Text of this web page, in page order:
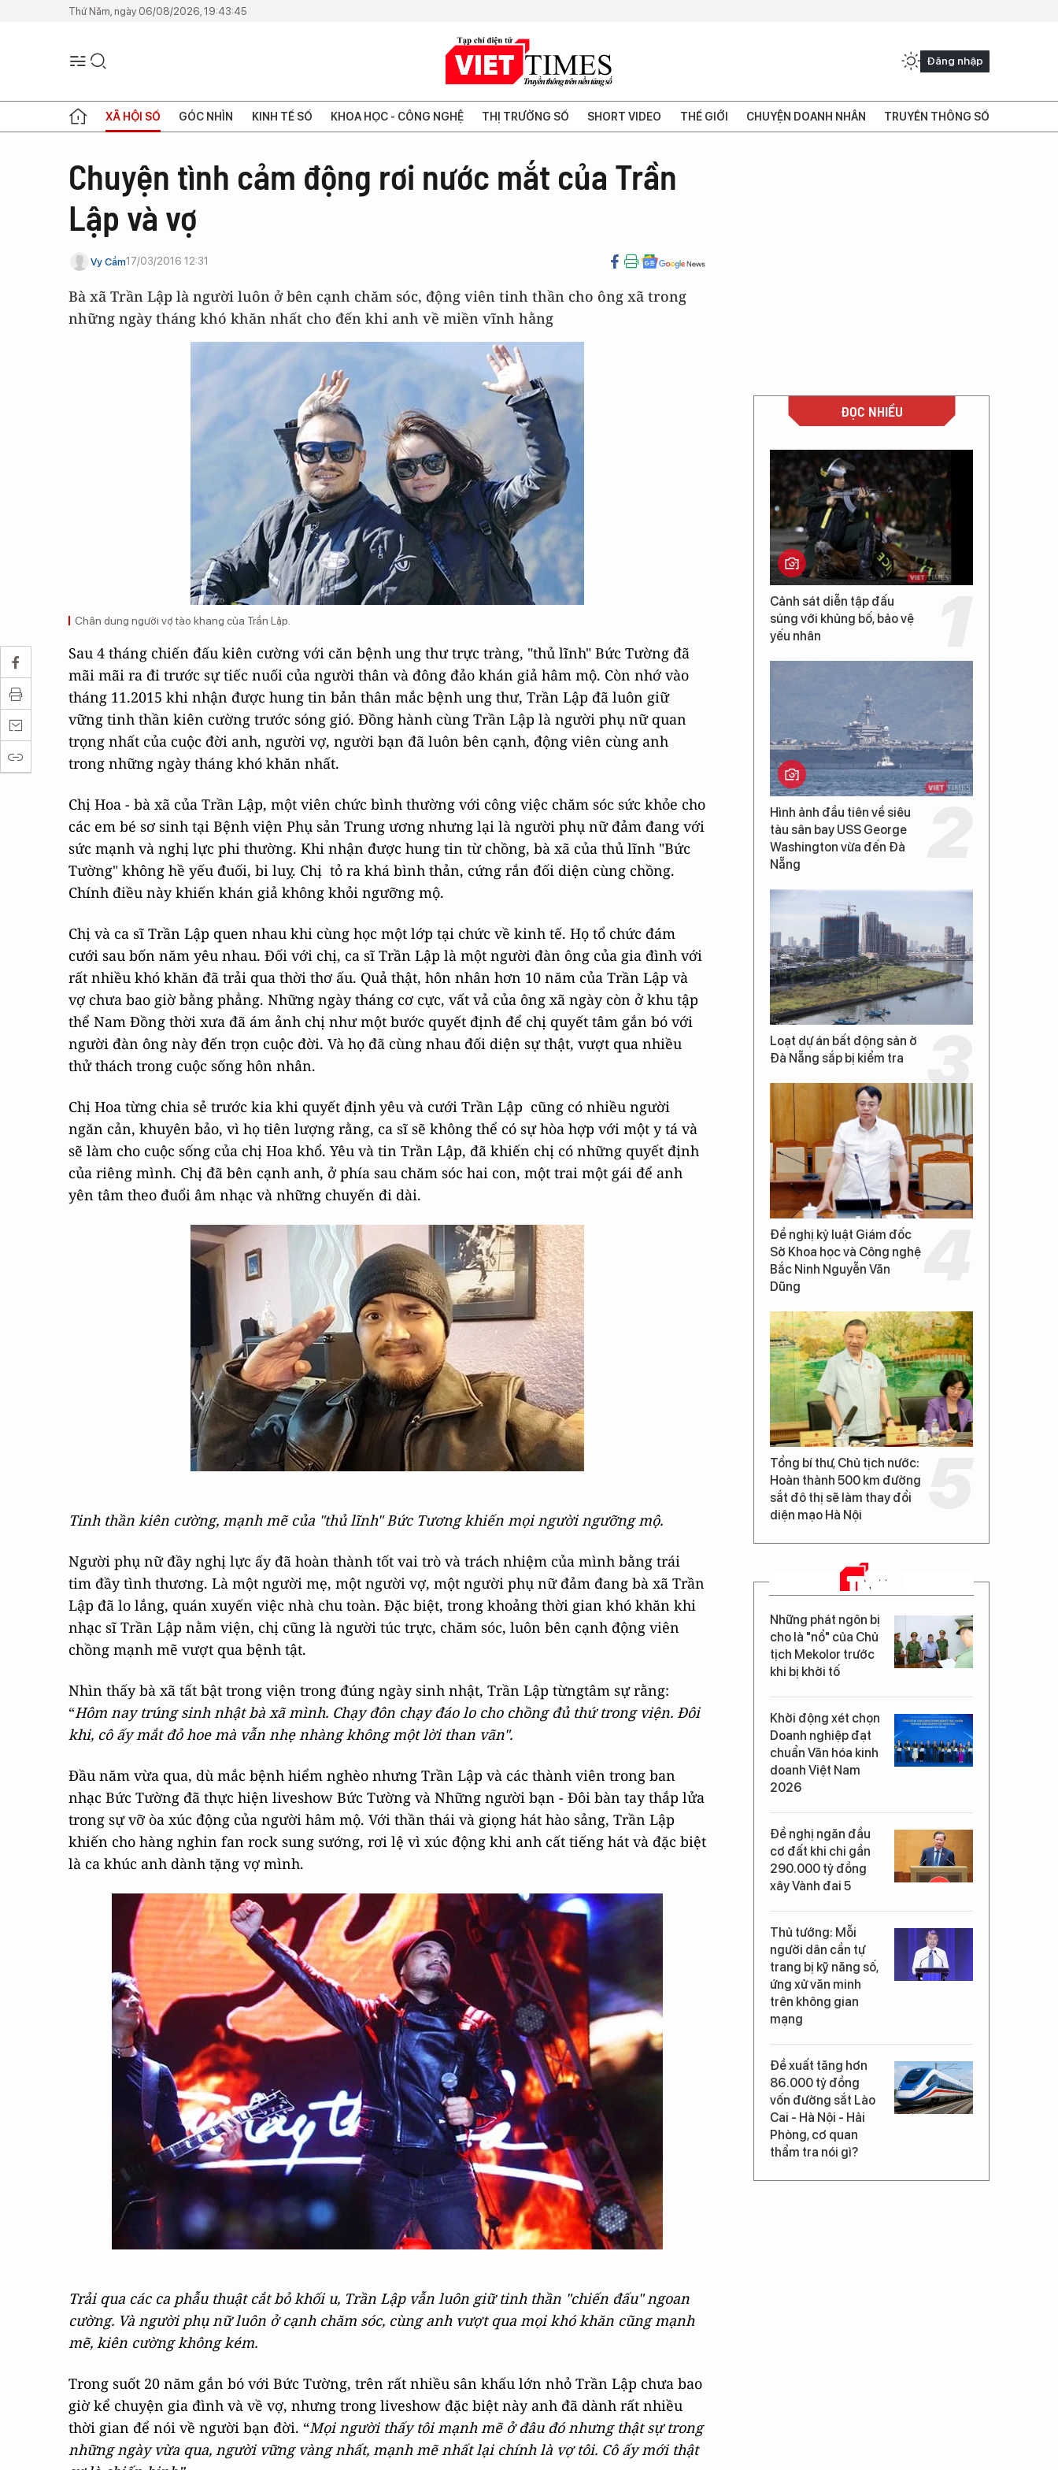
Thứ Năm, ngày 06/08/2026, 19:43:45
Đăng nhập
XÃ HỘI SỐ GÓC NHÌN KINH TẾ SỐ KHOA HỌC - CÔNG NGHỆ THỊ TRƯỜNG SỐ SHORT VIDEO THẾ GIỚI CHUYỆN DOANH NHÂN TRUYỀN THÔNG SỐ
Chuyện tình cảm động rơi nước mắt của Trần
Lập và vợ
Vy Cầm17/03/2016 12:31
Bà xã Trần Lập là người luôn ở bên cạnh chăm sóc, động viên tinh thần cho ông xã trong
những ngày tháng khó khăn nhất cho đến khi anh về miền vĩnh hằng
Chân dung người vợ tào khang của Trần Lập.
Sau 4 tháng chiến đấu kiên cường với căn bệnh ung thư trực tràng, "thủ lĩnh" Bức Tường đã
mãi mãi ra đi trước sự tiếc nuối của người thân và đông đảo khán giả hâm mộ. Còn nhớ vào
tháng 11.2015 khi nhận được hung tin bản thân mắc bệnh ung thư, Trần Lập đã luôn giữ
vững tinh thần kiên cường trước sóng gió. Đồng hành cùng Trần Lập là người phụ nữ quan
trọng nhất của cuộc đời anh, người vợ, người bạn đã luôn bên cạnh, động viên cùng anh
trong những ngày tháng khó khăn nhất.
Chị Hoa - bà xã của Trần Lập, một viên chức bình thường với công việc chăm sóc sức khỏe cho
các em bé sơ sinh tại Bệnh viện Phụ sản Trung ương nhưng lại là người phụ nữ đảm đang với
sức mạnh và nghị lực phi thường. Khi nhận được hung tin từ chồng, bà xã của thủ lĩnh "Bức
Tường" không hề yếu đuối, bi luỵ. Chị tỏ ra khá bình thản, cứng rắn đối diện cùng chồng.
Chính điều này khiến khán giả không khỏi ngưỡng mộ.
Chị và ca sĩ Trần Lập quen nhau khi cùng học một lớp tại chức về kinh tế. Họ tổ chức đám
cưới sau bốn năm yêu nhau. Đối với chị, ca sĩ Trần Lập là một người đàn ông của gia đình với
rất nhiều khó khăn đã trải qua thời thơ ấu. Quả thật, hôn nhân hơn 10 năm của Trần Lập và
vợ chưa bao giờ bằng phẳng. Những ngày tháng cơ cực, vất vả của ông xã ngày còn ở khu tập
thể Nam Đồng thời xưa đã ám ảnh chị như một bước quyết định để chị quyết tâm gắn bó với
người đàn ông này đến trọn cuộc đời. Và họ đã cùng nhau đối diện sự thật, vượt qua nhiều
thử thách trong cuộc sống hôn nhân.
Chị Hoa từng chia sẻ trước kia khi quyết định yêu và cưới Trần Lập cũng có nhiều người
ngăn cản, khuyên bảo, vì họ tiên lượng rằng, ca sĩ sẽ không thể có sự hòa hợp với một y tá và
sẽ làm cho cuộc sống của chị Hoa khổ. Yêu và tin Trần Lập, đã khiến chị có những quyết định
của riêng mình. Chị đã bên cạnh anh, ở phía sau chăm sóc hai con, một trai một gái để anh
yên tâm theo đuổi âm nhạc và những chuyến đi dài.
Tinh thần kiên cường, mạnh mẽ của "thủ lĩnh" Bức Tương khiến mọi người ngưỡng mộ.
Người phụ nữ đầy nghị lực ấy đã hoàn thành tốt vai trò và trách nhiệm của mình bằng trái
tim đầy tình thương. Là một người mẹ, một người vợ, một người phụ nữ đảm đang bà xã Trần
Lập đã lo lắng, quán xuyến việc nhà chu toàn. Đặc biệt, trong khoảng thời gian khó khăn khi
nhạc sĩ Trần Lập nằm viện, chị cũng là người túc trực, chăm sóc, luôn bên cạnh động viên
chồng mạnh mẽ vượt qua bệnh tật.
Nhìn thấy bà xã tất bật trong viện trong đúng ngày sinh nhật, Trần Lập từngtâm sự rằng:
“Hôm nay trúng sinh nhật bà xã mình. Chạy đôn chạy đáo lo cho chồng đủ thứ trong viện. Đôi
khi, cô ấy mắt đỏ hoe mà vẫn nhẹ nhàng không một lời than vãn".
Đầu năm vừa qua, dù mắc bệnh hiểm nghèo nhưng Trần Lập và các thành viên trong ban
nhạc Bức Tường đã thực hiện liveshow Bức Tường và Những người bạn - Đôi bàn tay thắp lửa
trong sự vỡ òa xúc động của người hâm mộ. Với thần thái và giọng hát hào sảng, Trần Lập
khiến cho hàng nghin fan rock sung sướng, rơi lệ vì xúc động khi anh cất tiếng hát và đặc biệt
là ca khúc anh dành tặng vợ mình.
Trải qua các ca phẫu thuật cắt bỏ khối u, Trần Lập vẫn luôn giữ tinh thần "chiến đấu" ngoan
cường. Và người phụ nữ luôn ở cạnh chăm sóc, cùng anh vượt qua mọi khó khăn cũng mạnh
mẽ, kiên cường không kém.
Trong suốt 20 năm gắn bó với Bức Tường, trên rất nhiều sân khấu lớn nhỏ Trần Lập chưa bao
giờ kể chuyện gia đình và về vợ, nhưng trong liveshow đặc biệt này anh đã dành rất nhiều
thời gian để nói về người bạn đời. “Mọi người thấy tôi mạnh mẽ ở đâu đó nhưng thật sự trong
những ngày vừa qua, người vững vàng nhất, mạnh mẽ nhất lại chính là vợ tôi. Cô ấy mới thật
ĐỌC NHIỀU
Cảnh sát diễn tập đấu
súng với khủng bố, bảo vệ
yếu nhân
Hình ảnh đầu tiên về siêu
tàu sân bay USS George
Washington vừa đến Đà
Nẵng
Loạt dự án bất động sản ở
Đà Nẵng sắp bị kiểm tra
Đề nghị kỷ luật Giám đốc
Sở Khoa học và Công nghệ
Bắc Ninh Nguyễn Văn
Dũng
Tổng bí thư, Chủ tịch nước:
Hoàn thành 500 km đường
sắt đô thị sẽ làm thay đổi
diện mạo Hà Nội
TIN MỚI
Những phát ngôn bị
cho là "nổ" của Chủ
tịch Mekolor trước
khi bị khởi tố
Khởi động xét chọn
Doanh nghiệp đạt
chuẩn Văn hóa kinh
doanh Việt Nam
2026
Đề nghị ngăn đầu
cơ đất khi chi gần
290.000 tỷ đồng
xây Vành đai 5
Thủ tướng: Mỗi
người dân cần tự
trang bị kỹ năng số,
ứng xử văn minh
trên không gian
mạng
Đề xuất tăng hơn
86.000 tỷ đồng
vốn đường sắt Lào
Cai - Hà Nội - Hải
Phòng, cơ quan
thẩm tra nói gì?